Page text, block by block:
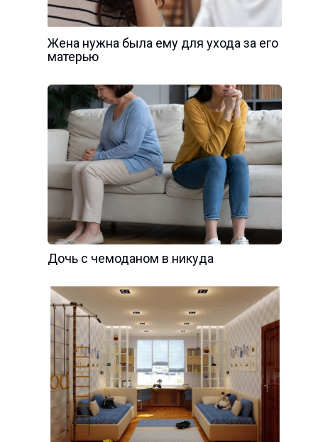
Жена нужна была ему для ухода за его
матерью
Дочь с чемоданом в никуда